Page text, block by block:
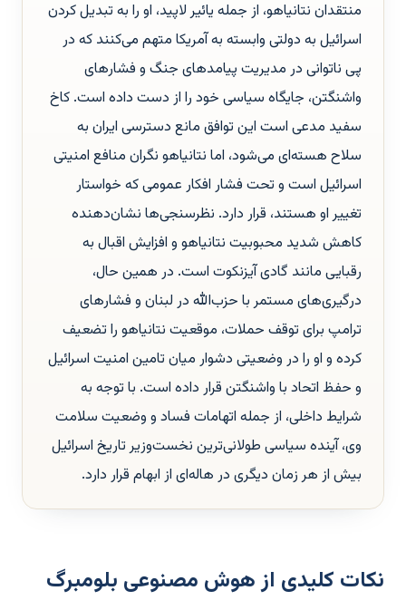
منتقدان نتانیاهو، از جمله یائیر لاپید، او را به تبدیل کردن
اسرائیل به دولتی وابسته به آمریکا متهم می‌کنند که در
پی ناتوانی در مدیریت پیامدهای جنگ و فشارهای
واشنگتن، جایگاه سیاسی خود را از دست داده است. کاخ
سفید مدعی است این توافق مانع دسترسی ایران به
سلاح هسته‌ای می‌شود، اما نتانیاهو نگران منافع امنیتی
اسرائیل است و تحت فشار افکار عمومی که خواستار
تغییر او هستند، قرار دارد. نظرسنجی‌ها نشان‌دهنده
کاهش شدید محبوبیت نتانیاهو و افزایش اقبال به
رقبایی مانند گادی آیزنکوت است. در همین حال،
درگیری‌های مستمر با حزب‌الله در لبنان و فشارهای
ترامپ برای توقف حملات، موقعیت نتانیاهو را تضعیف
کرده و او را در وضعیتی دشوار میان تامین امنیت اسرائیل
و حفظ اتحاد با واشنگتن قرار داده است. با توجه به
شرایط داخلی، از جمله اتهامات فساد و وضعیت سلامت
وی، آینده سیاسی طولانی‌ترین نخست‌وزیر تاریخ اسرائیل
بیش از هر زمان دیگری در هاله‌ای از ابهام قرار دارد.
نکات کلیدی از هوش مصنوعی بلومبرگ